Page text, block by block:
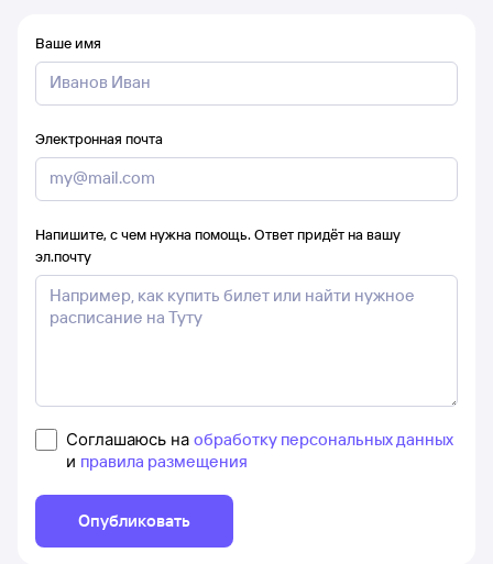
Ваше имя
Электронная почта
Напишите, с чем нужна помощь. Ответ придёт на вашу
эл.почту
Соглашаюсь на обработку персональных данных
и правила размещения
Опубликовать